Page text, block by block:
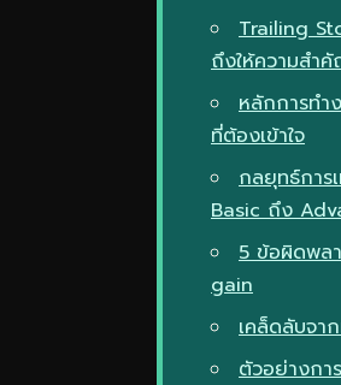
Trailing
ถึงให้ความสำ
หลักการท
ที่ต้องเข้าใจ
กลยุทธ์กา
Basic ถึง
5 ข้อผิดพล
gain
เคล็ดลับจา
ตัวอย่างก